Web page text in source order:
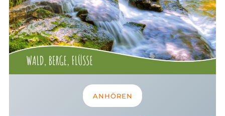
ANHÖREN